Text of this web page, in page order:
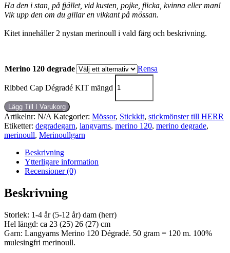
Ha den i stan, på fjället, vid kusten, pojke, flicka, kvinna eller man!
Vik upp den om du gillar en vikkant på mössan.
Kitet innehåller 2 nystan merinoull i vald färg och beskrivning.
Merino 120 degrade Rensa
Ribbed Cap Dégradé KIT mängd
Lägg Till I Varukorg
Artikelnr: N/A Kategorier: Mössor, Stickkit, stickmönster till HERR
Etiketter: degradegarn, langyarns, merino 120, merino degrade,
merinoull, Merinoullgarn
Beskrivning
Ytterligare information
Recensioner (0)
Beskrivning
Storlek: 1-4 år (5-12 år) dam (herr)
Hel längd: ca 23 (25) 26 (27) cm
Garn: Langyarns Merino 120 Dégradé. 50 gram = 120 m. 100%
mulesingfri merinoull.